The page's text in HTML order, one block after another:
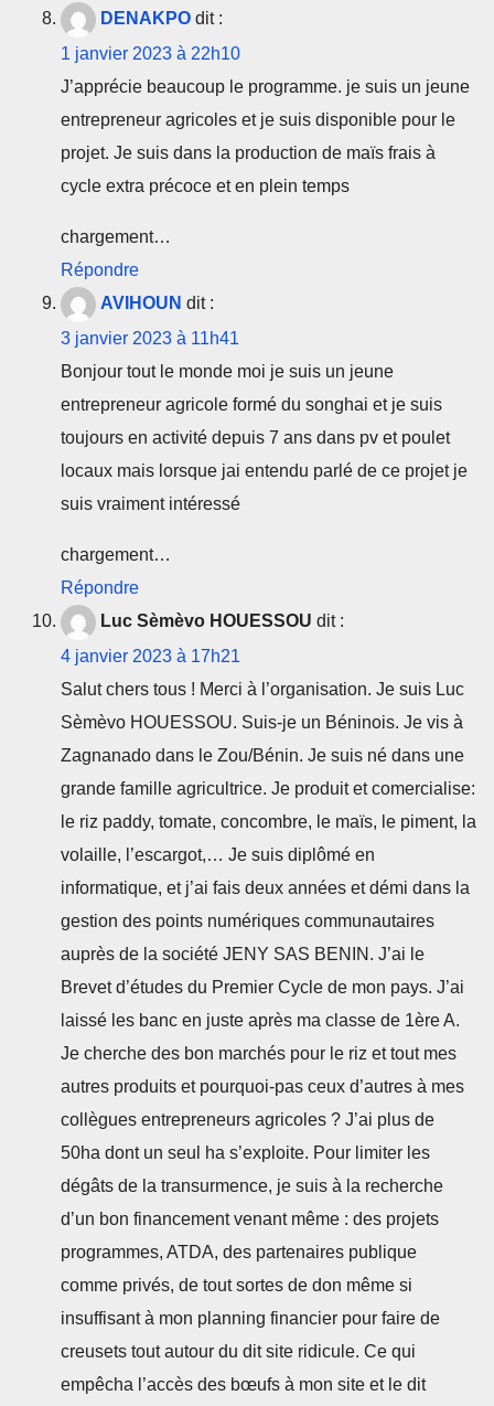
DENAKPO dit :
1 janvier 2023 à 22h10
J’apprécie beaucoup le programme. je suis un jeune
entrepreneur agricoles et je suis disponible pour le
projet. Je suis dans la production de maïs frais à
cycle extra précoce et en plein temps
chargement…
Répondre
AVIHOUN dit :
3 janvier 2023 à 11h41
Bonjour tout le monde moi je suis un jeune
entrepreneur agricole formé du songhai et je suis
toujours en activité depuis 7 ans dans pv et poulet
locaux mais lorsque jai entendu parlé de ce projet je
suis vraiment intéressé
chargement…
Répondre
Luc Sèmèvo HOUESSOU dit :
4 janvier 2023 à 17h21
Salut chers tous ! Merci à l’organisation. Je suis Luc
Sèmèvo HOUESSOU. Suis-je un Béninois. Je vis à
Zagnanado dans le Zou/Bénin. Je suis né dans une
grande famille agricultrice. Je produit et comercialise:
le riz paddy, tomate, concombre, le maïs, le piment, la
volaille, l’escargot,… Je suis diplômé en
informatique, et j’ai fais deux années et démi dans la
gestion des points numériques communautaires
auprès de la société JENY SAS BENIN. J’ai le
Brevet d’études du Premier Cycle de mon pays. J’ai
laissé les banc en juste après ma classe de 1ère A.
Je cherche des bon marchés pour le riz et tout mes
autres produits et pourquoi-pas ceux d’autres à mes
collègues entrepreneurs agricoles ? J’ai plus de
50ha dont un seul ha s’exploite. Pour limiter les
dégâts de la transurmence, je suis à la recherche
d’un bon financement venant même : des projets
programmes, ATDA, des partenaires publique
comme privés, de tout sortes de don même si
insuffisant à mon planning financier pour faire de
creusets tout autour du dit site ridicule. Ce qui
empêcha l’accès des bœufs à mon site et le dit